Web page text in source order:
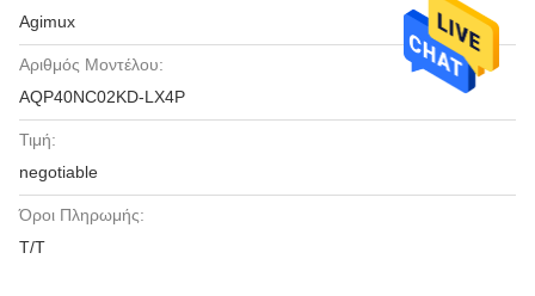
Agimux
Αριθμός Μοντέλου:
AQP40NC02KD-LX4P
Τιμή:
negotiable
Όροι Πληρωμής:
T/T